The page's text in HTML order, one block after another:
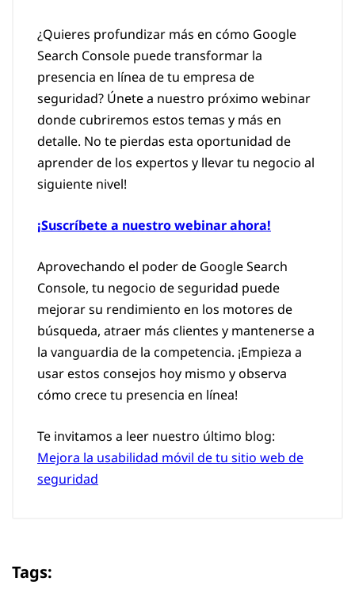
¿Quieres profundizar más en cómo Google
Search Console puede transformar la
presencia en línea de tu empresa de
seguridad? Únete a nuestro próximo webinar
donde cubriremos estos temas y más en
detalle. No te pierdas esta oportunidad de
aprender de los expertos y llevar tu negocio al
siguiente nivel!
¡Suscríbete a nuestro webinar ahora!
Aprovechando el poder de Google Search
Console, tu negocio de seguridad puede
mejorar su rendimiento en los motores de
búsqueda, atraer más clientes y mantenerse a
la vanguardia de la competencia. ¡Empieza a
usar estos consejos hoy mismo y observa
cómo crece tu presencia en línea!
Te invitamos a leer nuestro último blog:
Mejora la usabilidad móvil de tu sitio web de
seguridad
Tags: